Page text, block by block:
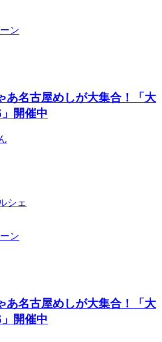
ン
あ名古屋めしが大集合！「大
開催中
シェ
ン
あ名古屋めしが大集合！「大
開催中